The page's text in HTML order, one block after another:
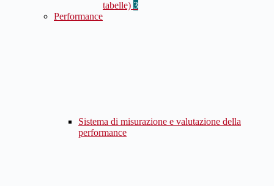
tabelle) 3
Performance
Sistema di misurazione e valutazione della
performance